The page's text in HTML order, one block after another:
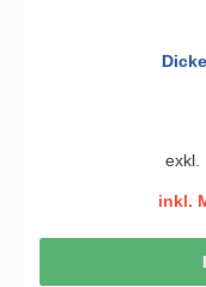
exkl.
inkl.